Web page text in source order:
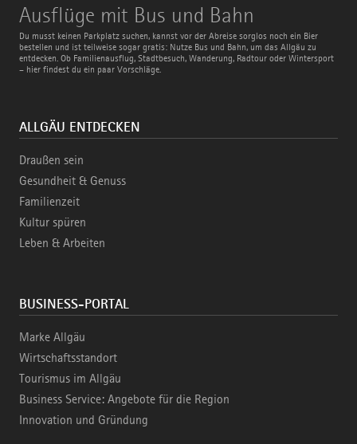
Ausflüge mit Bus und Bahn
Du musst keinen Parkplatz suchen, kannst vor der Abreise sorglos noch ein Bier
bestellen und ist teilweise sogar gratis: Nutze Bus und Bahn, um das Allgäu zu
entdecken. Ob Familienausflug, Stadtbesuch, Wanderung, Radtour oder Wintersport
– hier findest du ein paar Vorschläge.
Ausflüge
mit
Bus
und
Bahn
ALLGÄU ENTDECKEN
Draußen sein
Gesundheit & Genuss
Familienzeit
Kultur spüren
Leben & Arbeiten
BUSINESS-PORTAL
Marke Allgäu
Wirtschaftsstandort
Tourismus im Allgäu
Business Service: Angebote für die Region
Innovation und Gründung